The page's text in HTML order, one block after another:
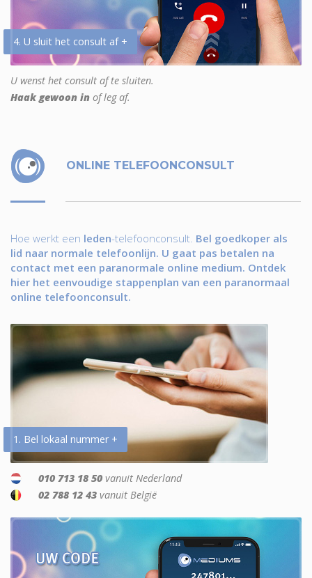
4. U sluit het consult af +
U wenst het consult af te sluiten.
Haak gewoon in of leg af.
ONLINE TELEFOONCONSULT
Hoe werkt een leden-telefoonconsult. Bel goedkoper als
lid naar normale telefoonlijn. U gaat pas betalen na
contact met een paranormale online medium. Ontdek
hier het eenvoudige stappenplan van een paranormaal
online telefoonconsult.
1. Bel lokaal nummer +
010 713 18 50 vanuit Nederland
02 788 12 43 vanuit België